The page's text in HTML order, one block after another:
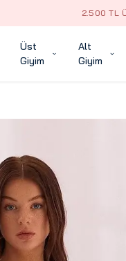
2.500 TL
Üst
Giyim
Alt
Giyim